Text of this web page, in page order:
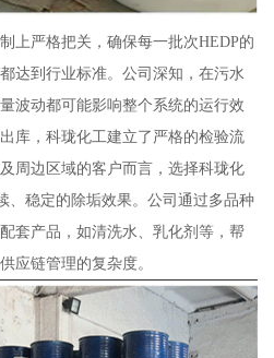
上严格把关，确保每一批次HEDP的
达到行业标准。公司深知，在污水
波动都可能影响整个系统的运行效
库，科珑化工建立了严格的检验流
周边区域的客户而言，选择科珑化
、稳定的除垢效果。公司通过多品种
套产品，如清洗水、乳化剂等，帮
应链管理的复杂度。